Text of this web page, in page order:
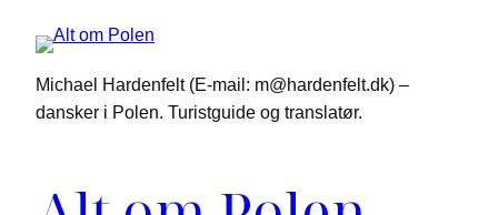
indhold
Michael Hardenfelt (E-mail: m@hardenfelt.dk) –
dansker i Polen. Turistguide og translatør.